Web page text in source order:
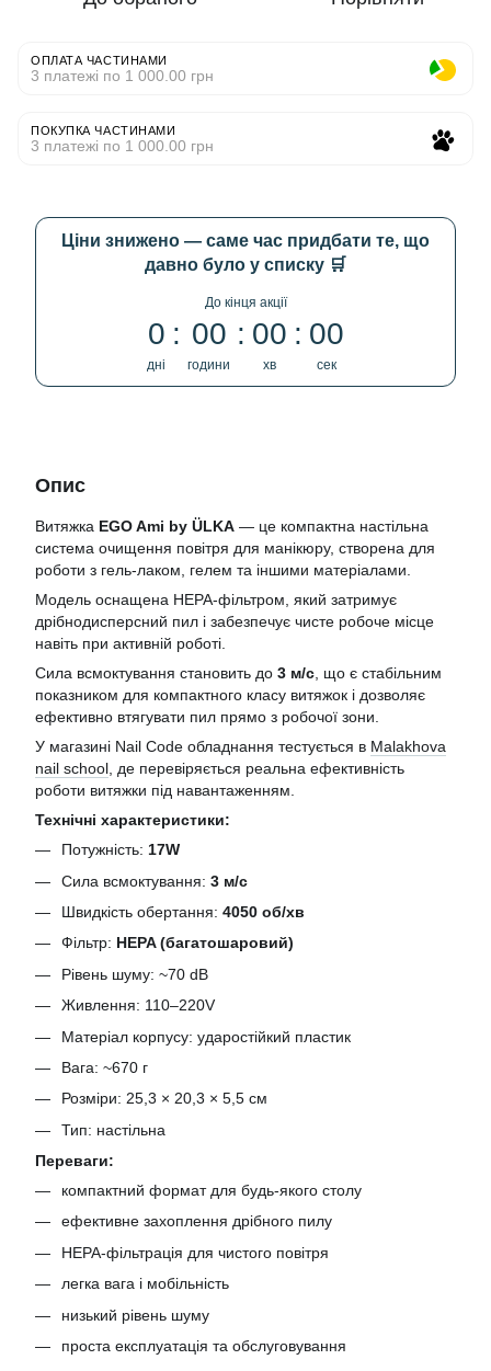
ОПЛАТА ЧАСТИНАМИ
3 платежі по 1 000.00 грн
ПОКУПКА ЧАСТИНАМИ
3 платежі по 1 000.00 грн
Ціни знижено — саме час придбати те, що
давно було у списку 🛒
До кінця акції
0
дні
00
години
00
хв
00
сек
Опис
Витяжка EGO Ami by ÜLKA — це компактна настільна
система очищення повітря для манікюру, створена для
роботи з гель-лаком, гелем та іншими матеріалами.
Модель оснащена HEPA-фільтром, який затримує
дрібнодисперсний пил і забезпечує чисте робоче місце
навіть при активній роботі.
Сила всмоктування становить до 3 м/с , що є стабільним
показником для компактного класу витяжок і дозволяє
ефективно втягувати пил прямо з робочої зони.
У магазині Nail Code обладнання тестується в Malakhova
nail school , де перевіряється реальна ефективність
роботи витяжки під навантаженням.
Технічні характеристики:
Потужність: 17W
Сила всмоктування: 3 м/с
Швидкість обертання: 4050 об/хв
Фільтр: HEPA (багатошаровий)
Рівень шуму: ~70 dB
Живлення: 110–220V
Матеріал корпусу: ударостійкий пластик
Вага: ~670 г
Розміри: 25,3 × 20,3 × 5,5 см
Тип: настільна
Переваги:
компактний формат для будь-якого столу
ефективне захоплення дрібного пилу
HEPA-фільтрація для чистого повітря
легка вага і мобільність
низький рівень шуму
проста експлуатація та обслуговування